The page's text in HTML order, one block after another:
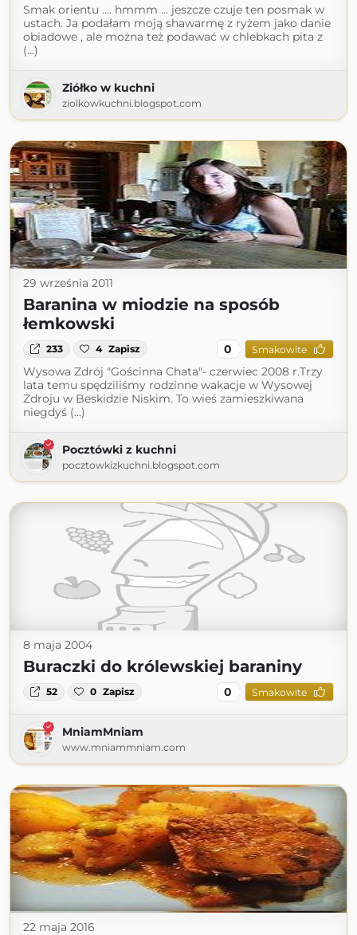
Smak orientu .... hmmm ... jeszcze czuje ten posmak w
ustach. Ja podałam moją shawarmę z ryżem jako danie
obiadowe , ale można też podawać w chlebkach pita z
(...)
Ziółko w kuchni
ziolkowkuchni.blogspot.com
29 września 2011
Baranina w miodzie na sposób
łemkowski
233 4 Zapisz 0 Smakowite
Wysowa Zdrój "Gościnna Chata"- czerwiec 2008 r.Trzy
lata temu spędziliśmy rodzinne wakacje w Wysowej
Zdroju w Beskidzie Niskim. To wieś zamieszkiwana
niegdyś (...)
Pocztówki z kuchni
pocztowkizkuchni.blogspot.com
8 maja 2004
Buraczki do królewskiej baraniny
52 0 Zapisz 0 Smakowite
MniamMniam
www.mniammniam.com
22 maja 2016